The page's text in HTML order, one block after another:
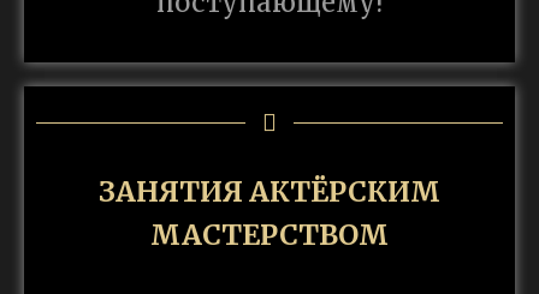
ЗАНЯТИЯ АКТЁРСКИМ
МАСТЕРСТВОМ